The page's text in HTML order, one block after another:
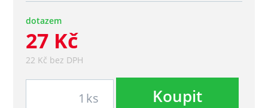
dotazem
27 Kč
22 Kč bez DPH
ks Koupit